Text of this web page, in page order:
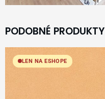
PODOBNÉ PRODUKTY
LEN NA ESHOPE